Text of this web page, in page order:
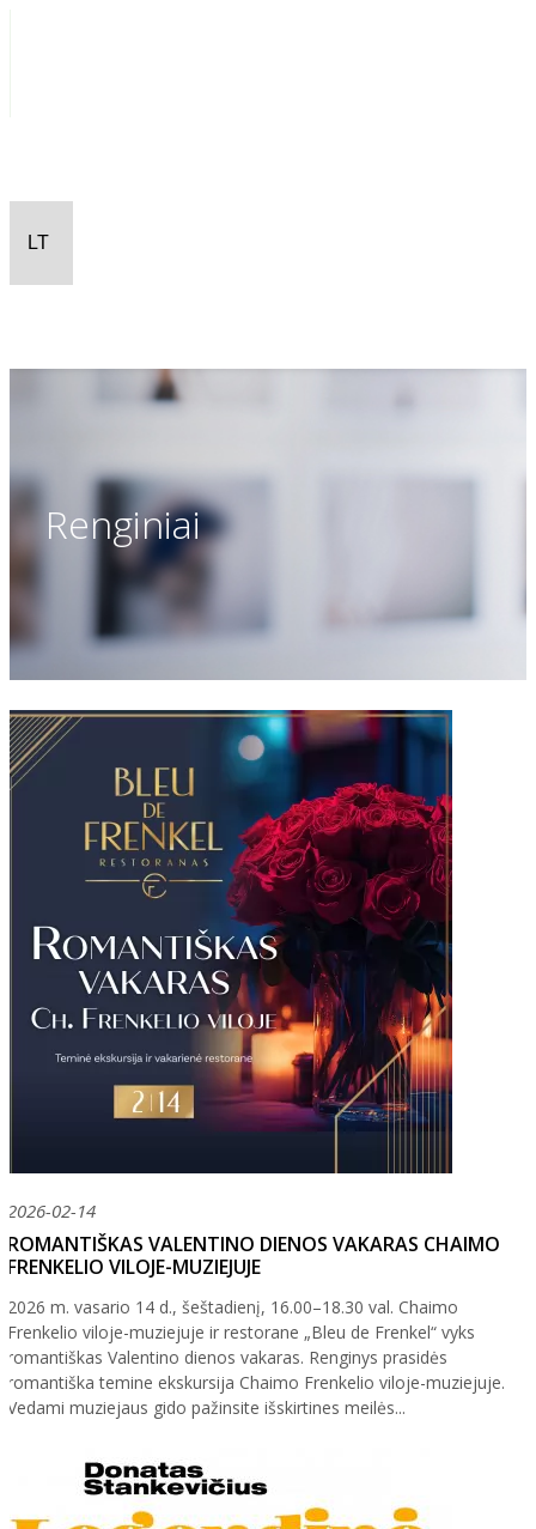
Renginiai
2026-02-14
ROMANTIŠKAS VALENTINO DIENOS VAKARAS CHAIMO
FRENKELIO VILOJE-MUZIEJUJE
2026 m. vasario 14 d., šeštadienį, 16.00–18.30 val. Chaimo
Frenkelio viloje-muziejuje ir restorane „Bleu de Frenkel“ vyks
romantiškas Valentino dienos vakaras. Renginys prasidės
romantiška temine ekskursija Chaimo Frenkelio viloje-muziejuje.
Vedami muziejaus gido pažinsite išskirtines meilės...